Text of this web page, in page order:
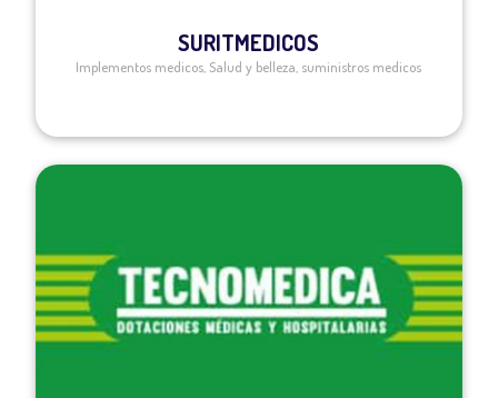
SURITMEDICOS
Implementos medicos,Salud y belleza, suministros medicos